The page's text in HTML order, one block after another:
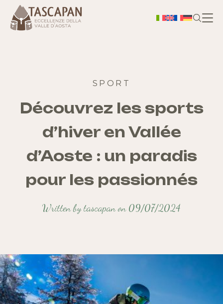
SPORT
Découvrez les sports
d’hiver en Vallée
d’Aoste : un paradis
pour les passionnés
Written by tascapan on 09/07/2024